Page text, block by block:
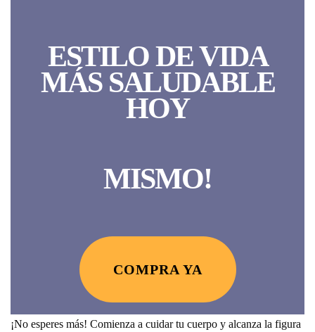
ESTILO DE VIDA
MÁS SALUDABLE
HOY
MISMO!
COMPRA YA
¡No esperes más! Comienza a cuidar tu cuerpo y alcanza la figura